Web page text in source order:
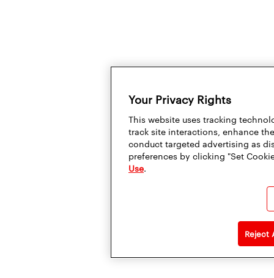
Your Privacy Rights
This website uses tracking
track site interactions, enhance
conduct targeted advertising as
preferences by clicking "Set
Use.
Reject